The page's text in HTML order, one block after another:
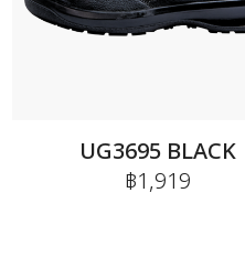
UG3695 BLACK
฿1,919